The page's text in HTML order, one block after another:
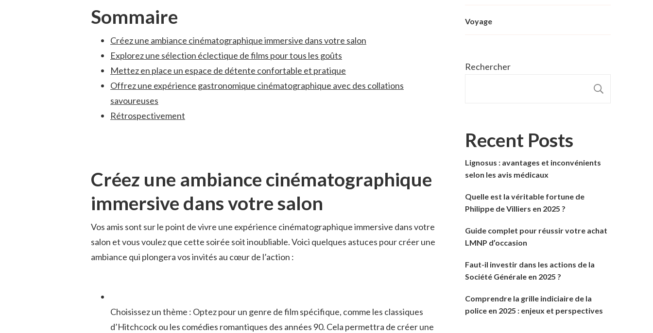
Sommaire
Créez une ambiance cinématographique ⁢immersive ⁢dans votre salon
Explorez une sélection éclectique de films pour ⁣tous les goûts
Mettez ⁣en place un espace⁤ de détente⁢ confortable et⁤ pratique
Offrez une‌ expérience gastronomique cinématographique⁤ avec⁢ des collations
savoureuses
Rétrospectivement
Créez ​une ambiance ‌cinématographique
immersive dans votre‍ salon
Vos amis ‍sont sur le⁢ point ⁤de vivre une expérience cinématographique immersive dans votre
salon et vous ‍voulez ⁤que cette⁤ soirée soit‍ inoubliable. Voici quelques astuces pour créer une
ambiance qui plongera vos invités au cœur de‍ l’action :
Choisissez ⁣un thème : Optez pour​ un genre de film spécifique, comme les classiques
d’Hitchcock ⁤ou les comédies romantiques des années 90. Cela permettra de créer une⁢
Voyage
Rechercher
Recent Posts
Lignosus : avantages et inconvénients
selon les avis médicaux
Quelle est la véritable fortune de
Philippe de Villiers en 2025 ?
Guide complet pour réussir votre achat
LMNP d’occasion
Faut-il investir dans les actions de la
Société Générale en 2025 ?
Comprendre la grille indiciaire de la
police en 2025 : enjeux et perspectives